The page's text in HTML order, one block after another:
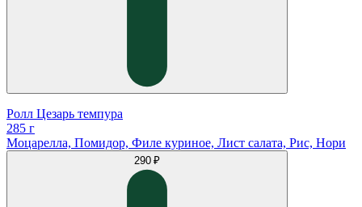
Ролл Цезарь темпура
285 г
Моцарелла, Помидор, Филе куриное, Лист салата, Рис, Нори
290 ₽